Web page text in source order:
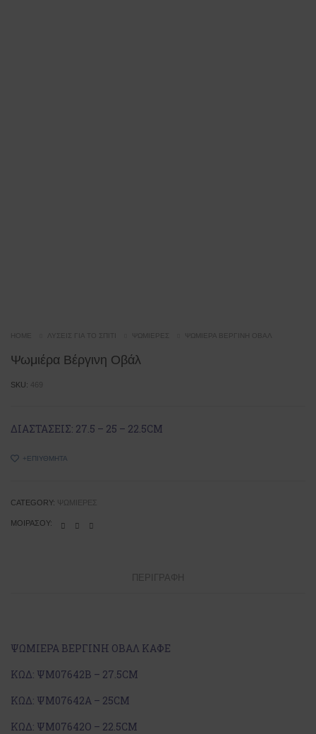
HOME ΛΎΣΕΙΣ ΓΙΑ ΤΟ ΣΠΊΤΙ ΨΩΜΙΈΡΕΣ ΨΩΜΙΈΡΑ ΒΈΡΓΙΝΗ ΟΒΆΛ
Ψωμιέρα Βέργινη Οβάλ
SKU: 469
ΔΙΑΣΤΑΣΕΙΣ: 27.5 – 25 – 22.5CM
+ΕΠΙΥΘΜΗΤΆ
CATEGORY: ΨΩΜΙΈΡΕΣ
ΜΟΙΡΆΣΟΥ:
ΠΕΡΙΓΡΑΦΉ
ΨΩΜΙΕΡΑ ΒΕΡΓΙΝΗ ΟΒΑΛ ΚΑΦΕ
ΚΩΔ: ΨΜ07642Β – 27.5CM
ΚΩΔ: ΨΜ07642Α – 25CM
ΚΩΔ: ΨΜ07642Ο – 22.5CM